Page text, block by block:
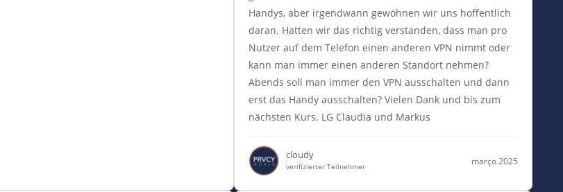
Handys, aber irgendwann gewöhnen wir uns hoffentlich
daran. Hatten wir das richtig verstanden, dass man pro
Nutzer auf dem Telefon einen anderen VPN nimmt oder
kann man immer einen anderen Standort nehmen?
Abends soll man immer den VPN ausschalten und dann
erst das Handy ausschalten? Vielen Dank und bis zum
nächsten Kurs. LG Claudia und Markus
cloudy
verifizierter Teilnehmer
março 2025